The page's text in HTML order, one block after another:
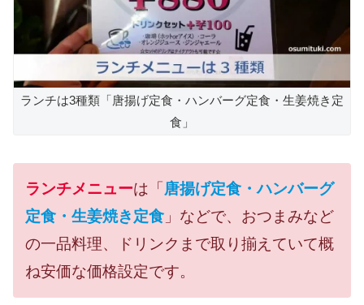
ランチは3種類「唐揚げ定食・ハンバーグ定食・生姜焼き定
食」
ランチメニューは「 唐揚げ定食・ハンバーグ
定食・生姜焼き定食 」などで、おつまみなど
の一品料理、ドリンクまで取り揃えていて概
ね安価な価格設定です。